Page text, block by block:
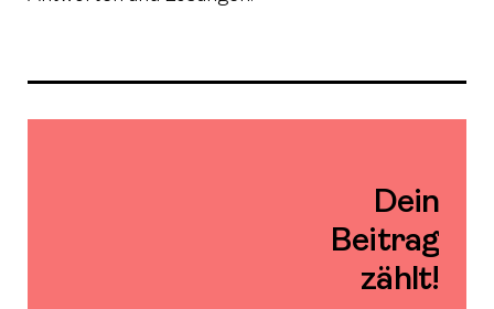
Dein
Beitrag
zählt!